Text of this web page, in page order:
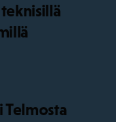
Telmosta